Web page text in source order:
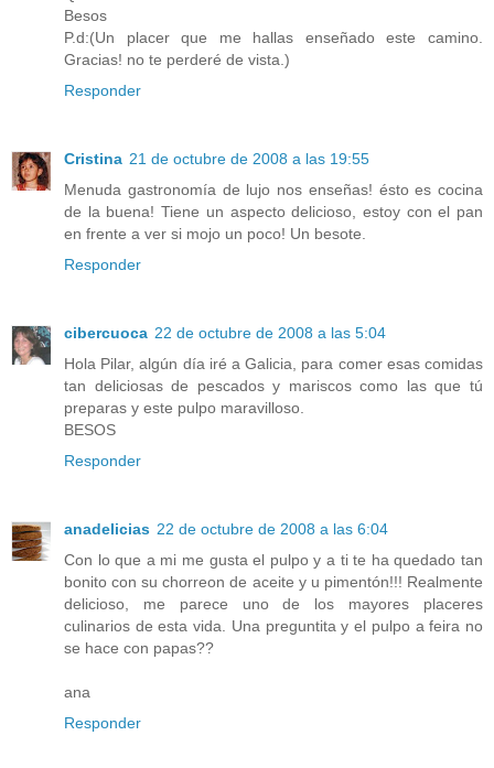
Besos
P.d:(Un placer que me hallas enseñado este camino.
Gracias! no te perderé de vista.)
Responder
Cristina 21 de octubre de 2008 a las 19:55
Menuda gastronomía de lujo nos enseñas! ésto es cocina
de la buena! Tiene un aspecto delicioso, estoy con el pan
en frente a ver si mojo un poco! Un besote.
Responder
cibercuoca 22 de octubre de 2008 a las 5:04
Hola Pilar, algún día iré a Galicia, para comer esas comidas
tan deliciosas de pescados y mariscos como las que tú
preparas y este pulpo maravilloso.
BESOS
Responder
anadelicias 22 de octubre de 2008 a las 6:04
Con lo que a mi me gusta el pulpo y a ti te ha quedado tan
bonito con su chorreon de aceite y u pimentón!!! Realmente
delicioso, me parece uno de los mayores placeres
culinarios de esta vida. Una preguntita y el pulpo a feira no
se hace con papas??
ana
Responder